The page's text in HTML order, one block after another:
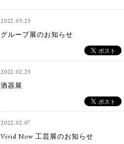
2022.03.23
グループ展のお知らせ
2022.02.23
酒器展
2022.02.07
Vivid Now 工芸展のお知らせ